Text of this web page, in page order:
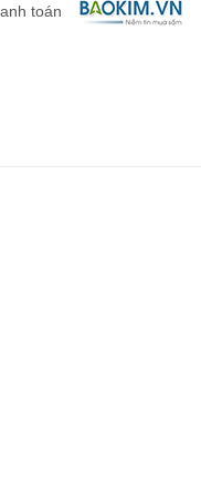
toán